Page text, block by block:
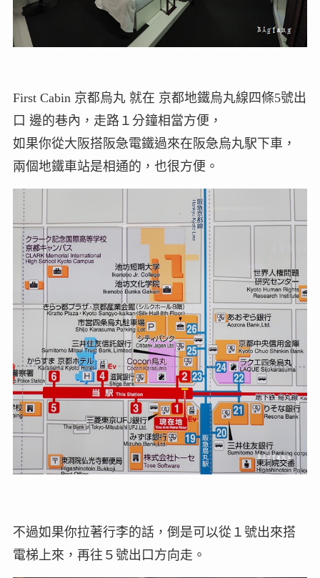
First Cabin 京都烏丸 就在 京都地鐵烏丸線四條5號出
口 邊的巷內，走路１分鐘相當方便，
如果你從大阪搭阪急電鐵過來在阪急烏丸駅下車，
兩個地鐵車站是相通的，也很方便。
不過如果你拉著行李的話，倒是可以從１號出來搭
電梯上來，再往５號出口方向走。